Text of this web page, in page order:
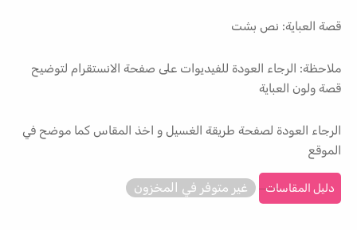
قصة العباية: نص بشت
ملاحظة: الرجاء العودة للفيديوات على صفحة الانستقرام لتوضيح
قصة ولون العباية
الرجاء العودة لصفحة طريقة الغسيل و اخذ المقاس كما موضح في
الموقع
دليل المقاسات غير متوفر في المخزون